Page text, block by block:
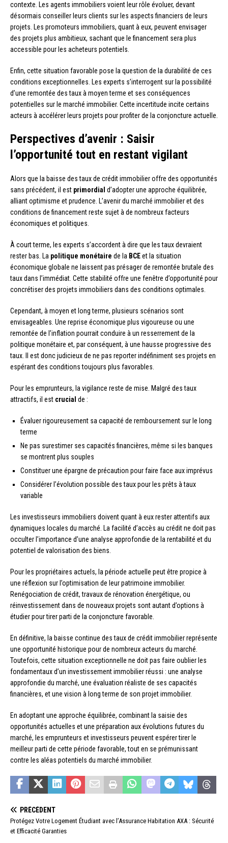
contexte. Les agents immobiliers voient leur rôle évoluer, devant
désormais conseiller leurs clients sur les aspects financiers de leurs
projets. Les promoteurs immobiliers, quant à eux, peuvent envisager
des projets plus ambitieux, sachant que le financement sera plus
accessible pour les acheteurs potentiels.
Enfin, cette situation favorable pose la question de la durabilité de ces
conditions exceptionnelles. Les experts s’interrogent sur la possibilité
d’une remontée des taux à moyen terme et ses conséquences
potentielles sur le marché immobilier. Cette incertitude incite certains
acteurs à accélérer leurs projets pour profiter de la conjoncture actuelle.
Perspectives d’avenir : Saisir
l’opportunité tout en restant vigilant
Alors que la baisse des taux de crédit immobilier offre des opportunités
sans précédent, il est primordial d’adopter une approche équilibrée,
alliant optimisme et prudence. L’avenir du marché immobilier et des
conditions de financement reste sujet à de nombreux facteurs
économiques et politiques.
À court terme, les experts s’accordent à dire que les taux devraient
rester bas. La politique monétaire de la BCEet la situation
économique globale ne laissent pas présager de remontée brutale des
taux dans l’immédiat. Cette stabilité offre une fenêtre d’opportunité pour
concrétiser des projets immobiliers dans des conditions optimales.
Cependant, à moyen et long terme, plusieurs scénarios sont
envisageables. Une reprise économique plus vigoureuse ou une
remontée de l’inflation pourrait conduire à un resserrement de la
politique monétaire et, par conséquent, à une hausse progressive des
taux. Il est donc judicieux de ne pas reporter indéfiniment ses projets en
espérant des conditions toujours plus favorables.
Pour les emprunteurs, la vigilance reste de mise. Malgré des taux
attractifs, il est crucial de :
Évaluer rigoureusement sa capacité de remboursement sur le long
terme
Ne pas surestimer ses capacités financières, même si les banques
se montrent plus souples
Constituer une épargne de précaution pour faire face aux imprévus
Considérer l’évolution possible des taux pour les prêts à taux
variable
Les investisseurs immobiliers doivent quant à eux rester attentifs aux
dynamiques locales du marché. La facilité d’accès au crédit ne doit pas
occulter l’importance d’une analyse approfondie de la rentabilité et du
potentiel de valorisation des biens.
Pour les propriétaires actuels, la période actuelle peut être propice à
une réflexion sur l’optimisation de leur patrimoine immobilier.
Renégociation de crédit, travaux de rénovation énergétique, ou
réinvestissement dans de nouveaux projets sont autant d’options à
étudier pour tirer parti de la conjoncture favorable.
En définitive, la baisse continue des taux de crédit immobilier représente
une opportunité historique pour de nombreux acteurs du marché.
Toutefois, cette situation exceptionnelle ne doit pas faire oublier les
fondamentaux d’un investissement immobilier réussi : une analyse
approfondie du marché, une évaluation réaliste de ses capacités
financières, et une vision à long terme de son projet immobilier.
En adoptant une approche équilibrée, combinant la saisie des
opportunités actuelles et une préparation aux évolutions futures du
marché, les emprunteurs et investisseurs peuvent espérer tirer le
meilleur parti de cette période favorable, tout en se prémunissant
contre les aléas potentiels du marché immobilier.
PRÉCÉDENT
Protégez Votre Logement Étudiant avec l’Assurance Habitation AXA : Sécurité
et Efficacité Garanties